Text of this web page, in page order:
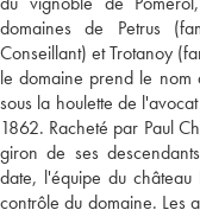
domaines de Petrus
Conseillant) et Trotanoy
le domaine prend le nom
sous la houlette de
1862. Racheté par Paul
giron de ses
date, l'équipe du château
contrôle du domaine. Les